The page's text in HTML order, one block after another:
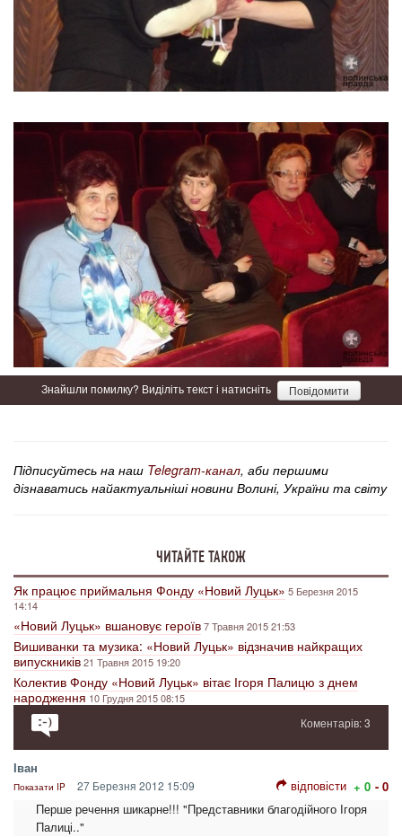
Знайшли помилку? Виділіть текст і натисніть Повідомити
Підписуйтесь на наш Telegram-канал, аби першими
дізнаватись найактуальніші новини Волині, України та світу
ЧИТАЙТЕ ТАКОЖ
Як працює приймальня Фонду «Новий Луцьк» 5 Березня 2015
14:14
«Новий Луцьк» вшановує героїв7 Травня 2015 21:53
Вишиванки та музика: «Новий Луцьк» відзначив найкращих
випускників21 Травня 2015 19:20
Колектив Фонду «Новий Луцьк» вітає Ігоря Палицю з днем
народження 10 Грудня 2015 08:15
Коментарів: 3
Іван
Показати IP 27 Березня 2012 15:09 відповісти + 0 - 0
Перше речення шикарне!!! "Представники благодійного Ігоря
Палиці.."